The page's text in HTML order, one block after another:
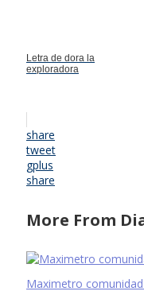
Letra de dora la
exploradora
share
tweet
gplus
share
More From
Maximetro